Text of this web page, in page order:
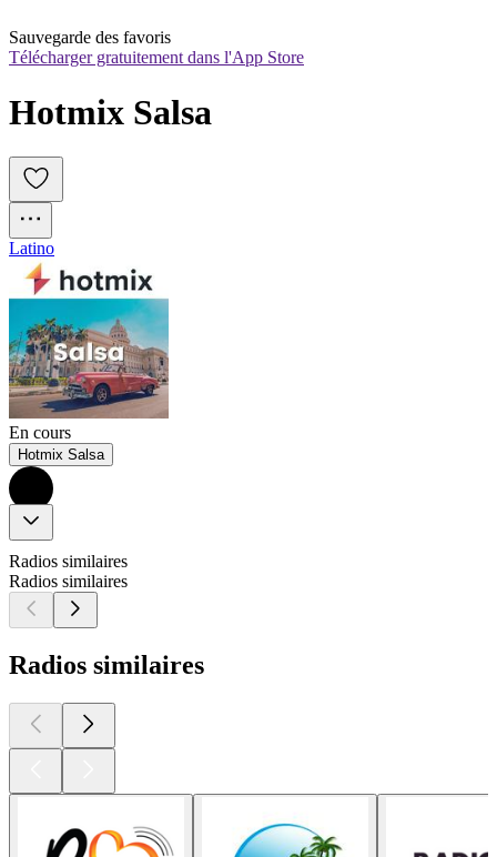
Sauvegarde des favoris
Télécharger gratuitement dans l'App Store
Hotmix Salsa
Latino
En cours
Hotmix Salsa
Radios similaires
Radios similaires
Radios similaires